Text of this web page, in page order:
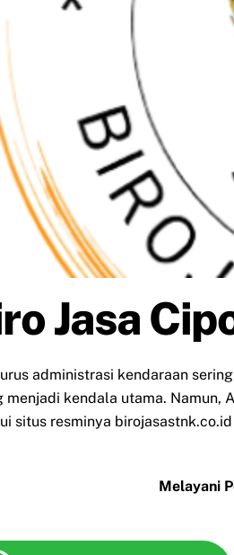
Jasa
administrasi kendaraan
menjadi kendala utama. Namun,
situs resminya
Melayani